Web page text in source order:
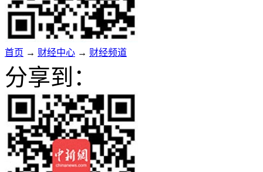
首页 → 财经中心 → 财经频道
分享到：